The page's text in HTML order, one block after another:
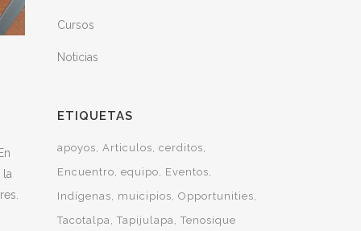
la
Cursos
Noticias
ETIQUETAS
apoyos Articulos cerditos
Encuentro equipo
Eventos
Indígenas
muicipios Opportunities
Tacotalpa Tapijulapa Tenosique